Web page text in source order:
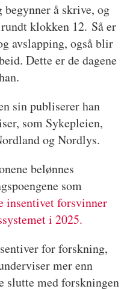
å skrive, og
klokken 12. Så er
avslapping, også blir
Dette er de dagene
sin publiserer han
som Sykepleien,
og Nordlys.
belønnes
som
insentivet forsvinner
i 2025.
for forskning,
mer enn
med forskningen